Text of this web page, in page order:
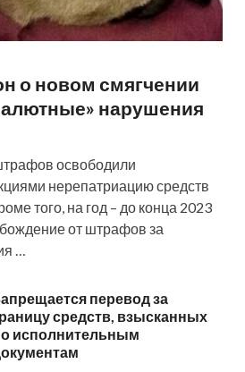
о новом смягчении
нарушения
освободили
нерепатриацию средств
того, на год – до конца 2023
от штрафов за
…
перевод за
средств, взысканных
исполнительным